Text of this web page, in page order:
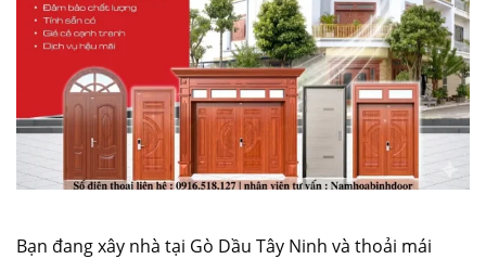
Bạn đang xây nhà tại Gò Dầu Tây Ninh và thoải mái